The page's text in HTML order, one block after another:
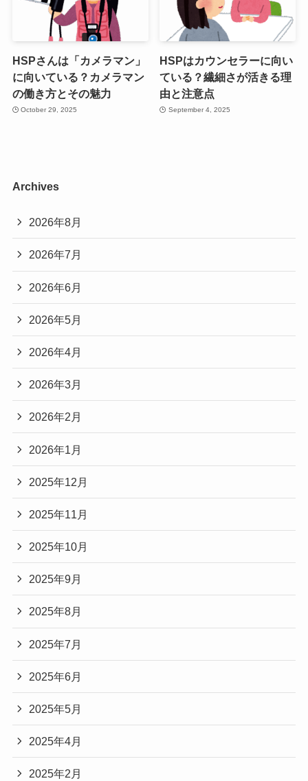
HSPさんは「カメラマン」
に向いている？カメラマン
の働き方とその魅力
October 29, 2025
HSPはカウンセラーに向い
ている？繊細さが活きる理
由と注意点
September 4, 2025
Archives
2026年8月
2026年7月
2026年6月
2026年5月
2026年4月
2026年3月
2026年2月
2026年1月
2025年12月
2025年11月
2025年10月
2025年9月
2025年8月
2025年7月
2025年6月
2025年5月
2025年4月
2025年2月